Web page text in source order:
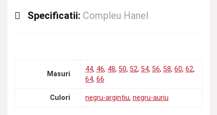
Specificatii: Compleu Hanel
Masuri
44, 46, 48, 50, 52, 54, 56, 58, 60, 62,
64, 66
Culori negru-argintiu, negru-auriu